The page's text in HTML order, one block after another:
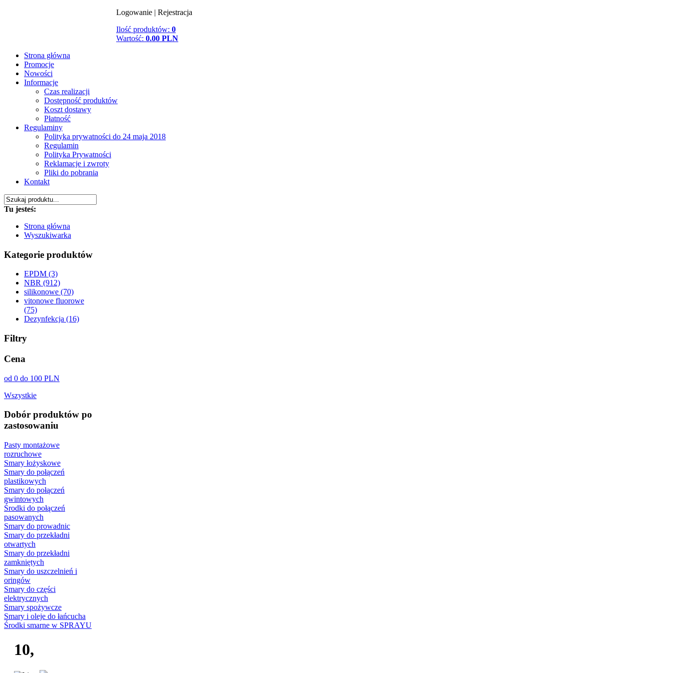
Logowanie | Rejestracja
Ilość produktów: 0
Wartość: 0.00 PLN
Strona główna
Promocje
Nowości
Informacje
Czas realizacji
Dostępność produktów
Koszt dostawy
Płatność
Regulaminy
Polityka prywatności do 24 maja 2018
Regulamin
Polityka Prywatności
Reklamacje i zwroty
Pliki do pobrania
Kontakt
Tu jesteś:
Strona główna
Wyszukiwarka
Kategorie produktów
EPDM (3)
NBR (912)
silikonowe (70)
vitonowe fluorowe
(75)
Dezynfekcja (16)
Filtry
Cena
od 0 do 100 PLN
Wszystkie
Dobór produktów po
zastosowaniu
Pasty montażowe
rozruchowe
Smary łożyskowe
Smary do połączeń
plastikowych
Smary do połączeń
gwintowych
Środki do połączeń
pasowanych
Smary do prowadnic
Smary do przekładni
otwartych
Smary do przekładni
zamkniętych
Smary do uszczelnień i
oringów
Smary do części
elektrycznych
Smary spożywcze
Smary i oleje do łańcucha
Środki smarne w SPRAYU
10,